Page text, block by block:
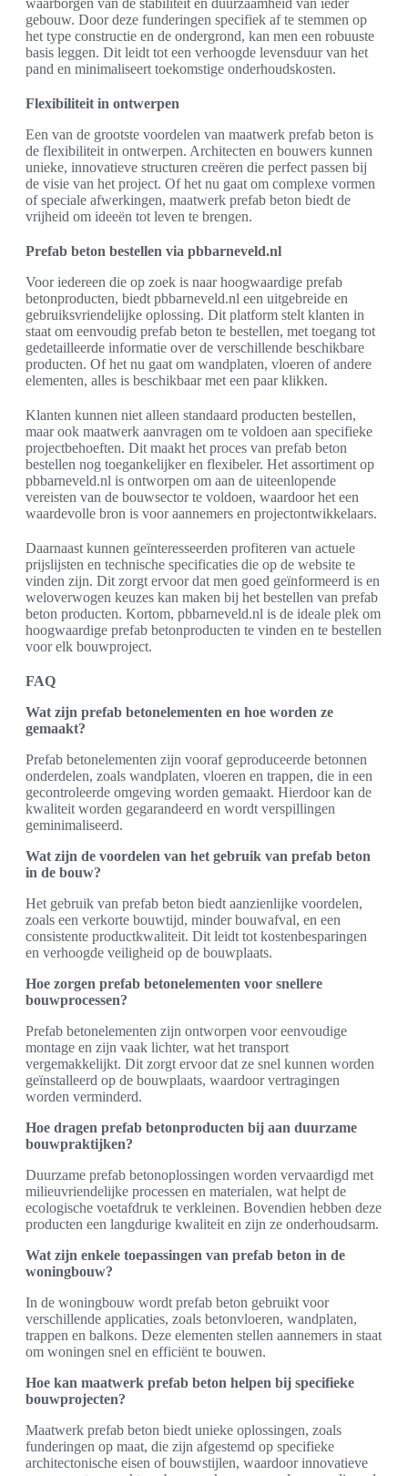
waarborgen van de stabiliteit en duurzaamheid van ieder
gebouw. Door deze funderingen specifiek af te stemmen op
het type constructie en de ondergrond, kan men een robuuste
basis leggen. Dit leidt tot een verhoogde levensduur van het
pand en minimaliseert toekomstige onderhoudskosten.
Flexibiliteit in ontwerpen
Een van de grootste voordelen van maatwerk prefab beton is
de flexibiliteit in ontwerpen. Architecten en bouwers kunnen
unieke, innovatieve structuren creëren die perfect passen bij
de visie van het project. Of het nu gaat om complexe vormen
of speciale afwerkingen, maatwerk prefab beton biedt de
vrijheid om ideeën tot leven te brengen.
Prefab beton bestellen via pbbarneveld.nl
Voor iedereen die op zoek is naar hoogwaardige prefab
betonproducten, biedt pbbarneveld.nl een uitgebreide en
gebruiksvriendelijke oplossing. Dit platform stelt klanten in
staat om eenvoudig prefab beton te bestellen, met toegang tot
gedetailleerde informatie over de verschillende beschikbare
producten. Of het nu gaat om wandplaten, vloeren of andere
elementen, alles is beschikbaar met een paar klikken.
Klanten kunnen niet alleen standaard producten bestellen,
maar ook maatwerk aanvragen om te voldoen aan specifieke
projectbehoeften. Dit maakt het proces van prefab beton
bestellen nog toegankelijker en flexibeler. Het assortiment op
pbbarneveld.nl is ontworpen om aan de uiteenlopende
vereisten van de bouwsector te voldoen, waardoor het een
waardevolle bron is voor aannemers en projectontwikkelaars.
Daarnaast kunnen geïnteresseerden profiteren van actuele
prijslijsten en technische specificaties die op de website te
vinden zijn. Dit zorgt ervoor dat men goed geïnformeerd is en
weloverwogen keuzes kan maken bij het bestellen van prefab
beton producten. Kortom, pbbarneveld.nl is de ideale plek om
hoogwaardige prefab betonproducten te vinden en te bestellen
voor elk bouwproject.
FAQ
Wat zijn prefab betonelementen en hoe worden ze
gemaakt?
Prefab betonelementen zijn vooraf geproduceerde betonnen
onderdelen, zoals wandplaten, vloeren en trappen, die in een
gecontroleerde omgeving worden gemaakt. Hierdoor kan de
kwaliteit worden gegarandeerd en wordt verspillingen
geminimaliseerd.
Wat zijn de voordelen van het gebruik van prefab beton
in de bouw?
Het gebruik van prefab beton biedt aanzienlijke voordelen,
zoals een verkorte bouwtijd, minder bouwafval, en een
consistente productkwaliteit. Dit leidt tot kostenbesparingen
en verhoogde veiligheid op de bouwplaats.
Hoe zorgen prefab betonelementen voor snellere
bouwprocessen?
Prefab betonelementen zijn ontworpen voor eenvoudige
montage en zijn vaak lichter, wat het transport
vergemakkelijkt. Dit zorgt ervoor dat ze snel kunnen worden
geïnstalleerd op de bouwplaats, waardoor vertragingen
worden verminderd.
Hoe dragen prefab betonproducten bij aan duurzame
bouwpraktijken?
Duurzame prefab betonoplossingen worden vervaardigd met
milieuvriendelijke processen en materialen, wat helpt de
ecologische voetafdruk te verkleinen. Bovendien hebben deze
producten een langdurige kwaliteit en zijn ze onderhoudsarm.
Wat zijn enkele toepassingen van prefab beton in de
woningbouw?
In de woningbouw wordt prefab beton gebruikt voor
verschillende applicaties, zoals betonvloeren, wandplaten,
trappen en balkons. Deze elementen stellen aannemers in staat
om woningen snel en efficiënt te bouwen.
Hoe kan maatwerk prefab beton helpen bij specifieke
bouwprojecten?
Maatwerk prefab beton biedt unieke oplossingen, zoals
funderingen op maat, die zijn afgestemd op specifieke
architectonische eisen of bouwstijlen, waardoor innovatieve